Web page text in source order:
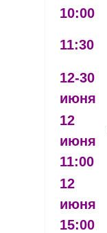
10:00
11:30
12-30
июня
12
июня
11:00
12
июня
15:00